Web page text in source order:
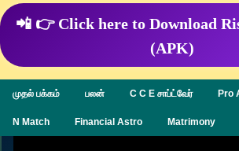
📲 👉 Click here to Download
(APK)
முதல் பக்கம் பலன் C C E சாப்ட்வேர் Pro
N Match Financial Astro Matrimony